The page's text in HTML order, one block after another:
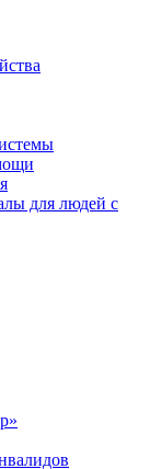
для людей с